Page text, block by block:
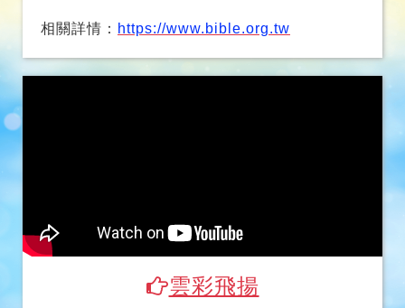
雲彩飛揚
【蔡坤成｜被丟棄的聖經安慰憂鬱的心靈，渴望
愛的生命因上帝而改變翻轉】